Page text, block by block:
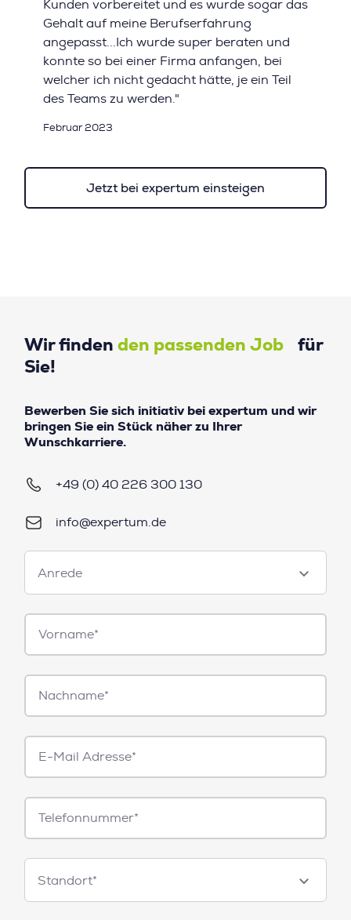
Kunden vorbereitet und es wurde sogar das
Gehalt auf meine Berufserfahrung
angepasst...Ich wurde super beraten und
konnte so bei einer Firma anfangen, bei
welcher ich nicht gedacht hätte, je ein Teil
des Teams zu werden."
Februar 2023
Jetzt bei expertum einsteigen
Wir finden den passenden Job für
Sie!
Bewerben Sie sich initiativ bei expertum und wir
bringen Sie ein Stück näher zu Ihrer
Wunschkarriere.
+49 (0) 40 226 300 130
info@expertum.de
Anrede
Anrede
Vorname*
Nachname*
E-
Mail*
Telefonnummer
Standorte
Standort*